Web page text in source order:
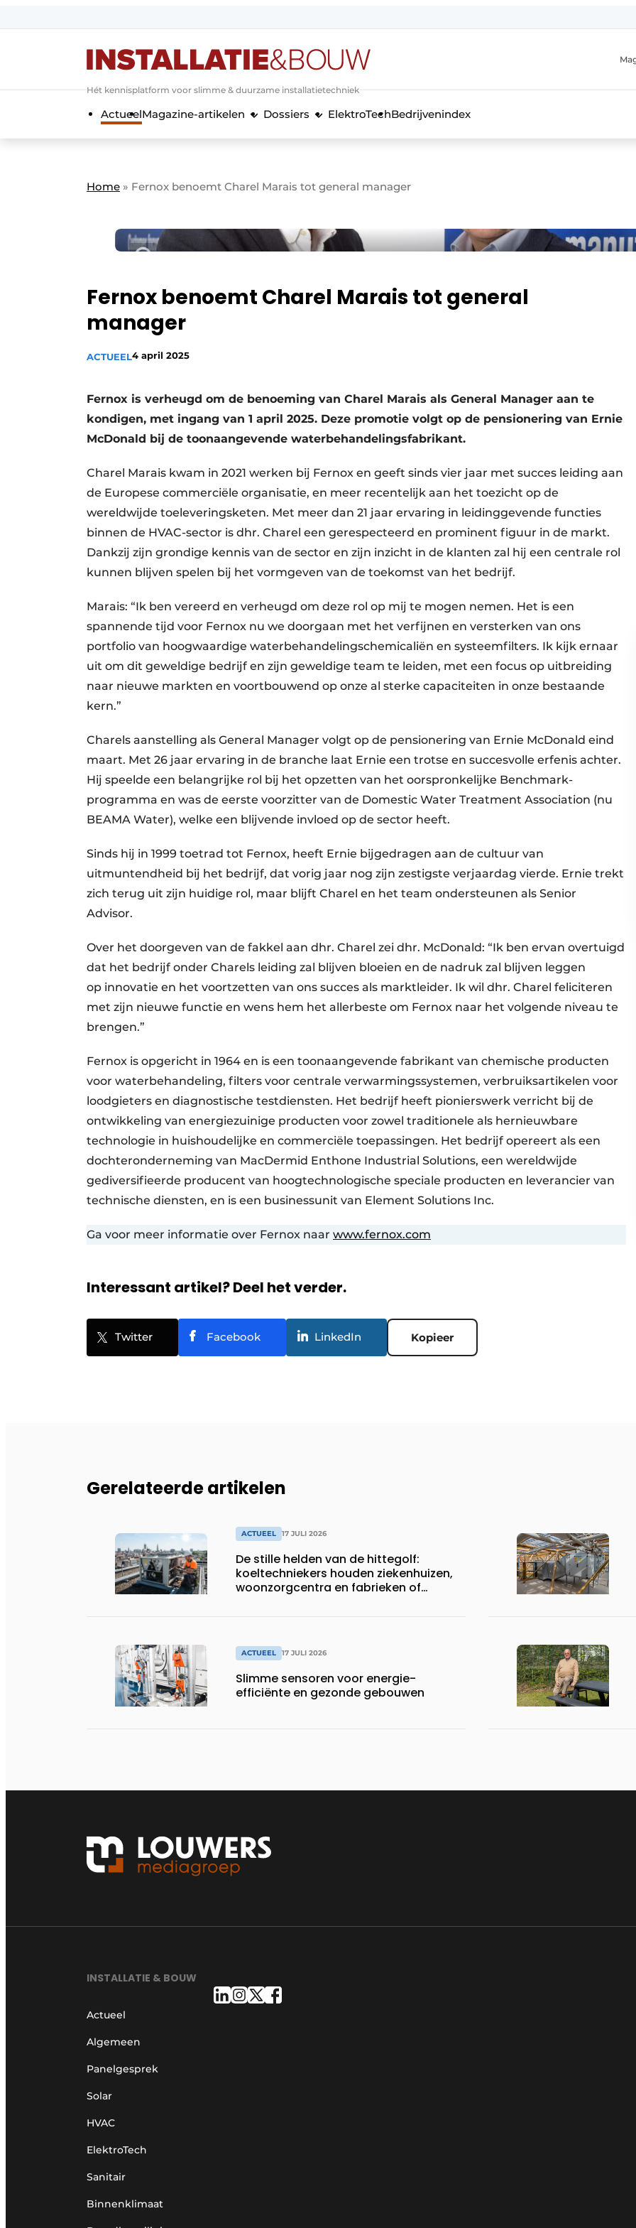
Algemene voorwaarden
Banner overzicht
BedrijvenAanmeldenBedankt voor de aanmelding
Bedrijven
Evenement aanmelden
Meest gelezen
Vacature aanmelden
Vacatures
Hét kennisplatform voor slimme & duurzame installatietechniek
ActueelMagazine-artikelen Dossiers ElektroTechBedrijvenindex
Home » Fernox benoemt Charel Marais tot general manager
Fernox benoemt Charel Marais tot general
manager
ACTUEEL4 april 2025
Fernox is verheugd om de benoeming van Charel Marais als General Manager aan te
kondigen, met ingang van 1 april 2025. Deze promotie volgt op de pensionering van Ernie
McDonald bij de toonaangevende waterbehandelingsfabrikant.
Charel Marais kwam in 2021 werken bij Fernox en geeft sinds vier jaar met succes leiding aan
de Europese commerciële organisatie, en meer recentelijk aan het toezicht op de
wereldwijde toeleveringsketen. Met meer dan 21 jaar ervaring in leidinggevende functies
binnen de HVAC-sector is dhr. Charel een gerespecteerd en prominent figuur in de markt.
Dankzij zijn grondige kennis van de sector en zijn inzicht in de klanten zal hij een centrale rol
kunnen blijven spelen bij het vormgeven van de toekomst van het bedrijf.
Marais: “Ik ben vereerd en verheugd om deze rol op mij te mogen nemen. Het is een
spannende tijd voor Fernox nu we doorgaan met het verfijnen en versterken van ons
portfolio van hoogwaardige waterbehandelingschemicaliën en systeemfilters. Ik kijk ernaar
uit om dit geweldige bedrijf en zijn geweldige team te leiden, met een focus op uitbreiding
naar nieuwe markten en voortbouwend op onze al sterke capaciteiten in onze bestaande
kern.”
Charels aanstelling als General Manager volgt op de pensionering van Ernie McDonald eind
maart. Met 26 jaar ervaring in de branche laat Ernie een trotse en succesvolle erfenis achter.
Hij speelde een belangrijke rol bij het opzetten van het oorspronkelijke Benchmark-
programma en was de eerste voorzitter van de Domestic Water Treatment Association (nu
BEAMA Water), welke een blijvende invloed op de sector heeft.
Sinds hij in 1999 toetrad tot Fernox, heeft Ernie bijgedragen aan de cultuur van
uitmuntendheid bij het bedrijf, dat vorig jaar nog zijn zestigste verjaardag vierde. Ernie trekt
zich terug uit zijn huidige rol, maar blijft Charel en het team ondersteunen als Senior
Advisor.
Over het doorgeven van de fakkel aan dhr. Charel zei dhr. McDonald: “Ik ben ervan overtuigd
dat het bedrijf onder Charels leiding zal blijven bloeien en de nadruk zal blijven leggen
op innovatie en het voortzetten van ons succes als marktleider. Ik wil dhr. Charel feliciteren
met zijn nieuwe functie en wens hem het allerbeste om Fernox naar het volgende niveau te
brengen.”
Fernox is opgericht in 1964 en is een toonaangevende fabrikant van chemische producten
voor waterbehandeling, filters voor centrale verwarmingssystemen, verbruiksartikelen voor
loodgieters en diagnostische testdiensten. Het bedrijf heeft pionierswerk verricht bij de
ontwikkeling van energiezuinige producten voor zowel traditionele als hernieuwbare
technologie in huishoudelijke en commerciële toepassingen. Het bedrijf opereert als een
dochteronderneming van MacDermid Enthone Industrial Solutions, een wereldwijde
gediversifieerde producent van hoogtechnologische speciale producten en leverancier van
technische diensten, en is een businessunit van Element Solutions Inc.
Ga voor meer informatie over Fernox naar www.fernox.com
Interessant artikel? Deel het verder.
Twitter Facebook LinkedIn Kopieer
Gerelateerde artikelen
ACTUEEL 17 JULI 2026
De stille helden van de hittegolf:
koeltechniekers houden ziekenhuizen,
woonzorgcentra en fabrieken of
ACTUEEL 17 JULI 2026
Slimme sensoren voor energie-
efficiënte en gezonde gebouwen
INSTALLATIE & BOUW
Actueel
Algemeen
Panelgesprek
Solar
HVAC
ElektroTech
Sanitair
Binnenklimaat